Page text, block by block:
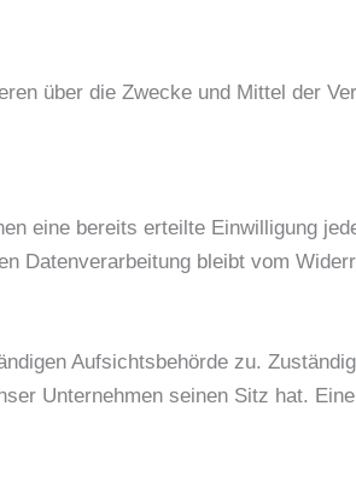
über die Zwecke und Mittel der
eine bereits erteilte Einwilligung
Datenverarbeitung bleibt vom
Aufsichtsbehörde zu.
Unternehmen seinen Sitz hat.